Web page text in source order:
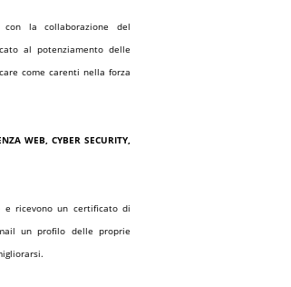
la collaborazione del
al potenziamento delle
come carenti nella forza
WEB, CYBER SECURITY,
e ricevono un certificatodi
unprofilo delle proprie